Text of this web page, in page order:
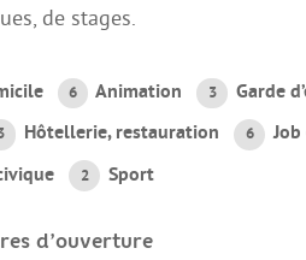
de stages.
6 Animation 3 Garde
Hôtellerie, restauration 6
2 Sport
d’ouverture